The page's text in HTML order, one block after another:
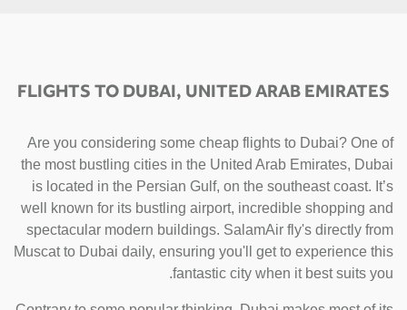
FLIGHTS TO DUBAI, UNITED ARAB EMIRATES
Are you considering some cheap flights to Dubai? One of
the most bustling cities in the United Arab Emirates, Dubai
is located in the Persian Gulf, on the southeast coast. It’s
well known for its bustling airport, incredible shopping and
spectacular modern buildings. SalamAir fly's directly from
Muscat to Dubai daily, ensuring you'll get to experience this
fantastic city when it best suits you.